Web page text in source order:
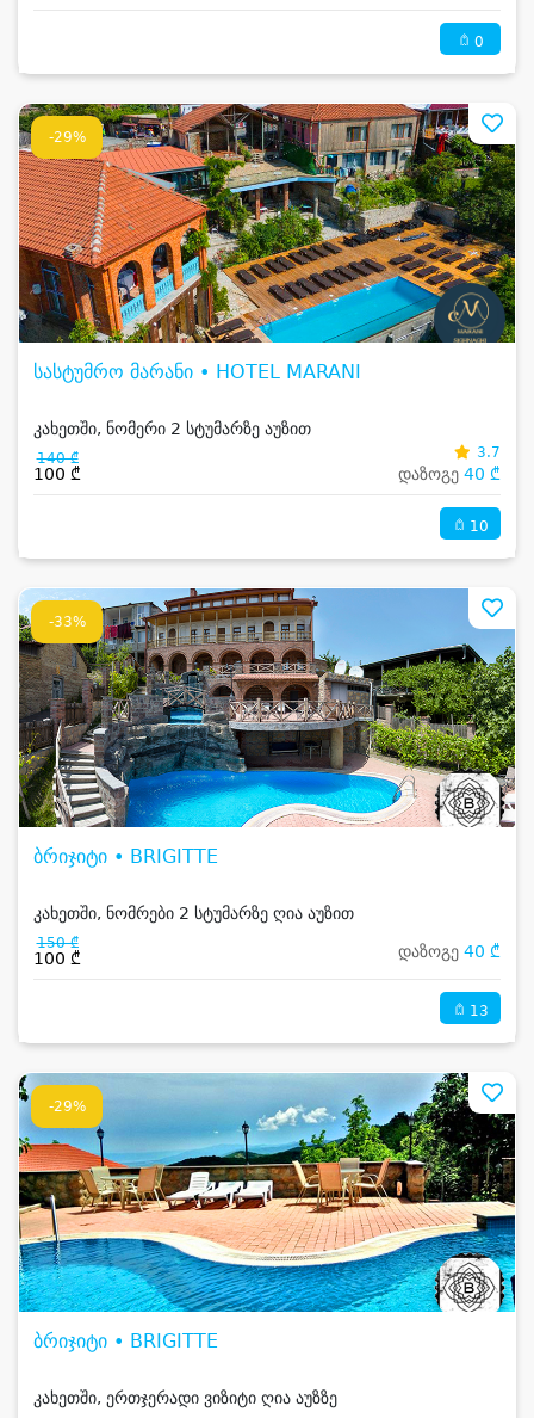
0
-29%
სასტუმრო მარანი • HOTEL MARANI
კახეთში, ნომერი 2 სტუმარზე აუზით
140 ₾
100 ₾
3.7
დაზოგე 40 ₾
10
-33%
ბრიჯიტი • BRIGITTE
კახეთში, ნომრები 2 სტუმარზე ღია აუზით
150 ₾
100 ₾ დაზოგე 40 ₾
13
-29%
ბრიჯიტი • BRIGITTE
კახეთში, ერთჯერადი ვიზიტი ღია აუზზე